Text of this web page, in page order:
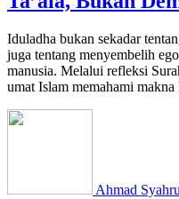
Iduladha bukan sekadar
juga tentang menyembelih
manusia. Melalui refleksi
umat Islam memahami
Ahmad